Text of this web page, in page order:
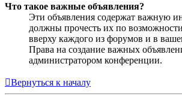
Что такое важные объявления?
Эти объявления содержат важную
должны прочесть их по
вверху каждого из форумов и в
Права на создание важных
администратором конференции.
Вернуться к началу